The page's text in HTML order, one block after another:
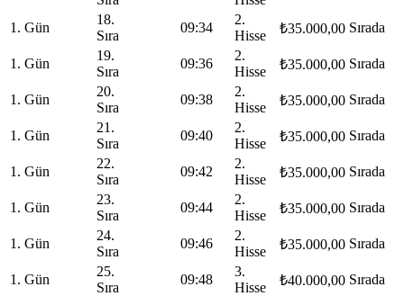
1. Gün
18.
Sıra
09:34
2.
Hisse
₺35.000,00 Sırada
1. Gün
19.
Sıra
09:36
2.
Hisse
₺35.000,00 Sırada
1. Gün
20.
Sıra
09:38
2.
Hisse
₺35.000,00 Sırada
1. Gün
21.
Sıra
09:40
2.
Hisse
₺35.000,00 Sırada
1. Gün
22.
Sıra
09:42
2.
Hisse
₺35.000,00 Sırada
1. Gün
23.
Sıra
09:44
2.
Hisse
₺35.000,00 Sırada
1. Gün
24.
Sıra
09:46
2.
Hisse
₺35.000,00 Sırada
1. Gün
25.
Sıra
09:48
3.
Hisse
₺40.000,00 Sırada